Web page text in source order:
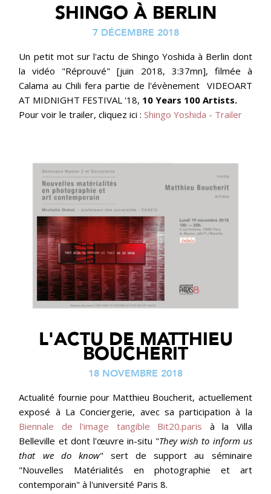
SHINGO À BERLIN
7 DÉCEMBRE 2018
Un petit mot sur l'actu de Shingo Yoshida à Berlin dont
la vidéo "Réprouvé"[juin 2018, 3:37mn], filmée à
Calama au Chili fera partie de l'évènement VIDEOART
AT MIDNIGHT FESTIVAL '18, 10 Years 100 Artists.
Pour voir le trailer, cliquez ici :Shingo Yoshida - Trailer
L'ACTU DE MATTHIEU
BOUCHERIT
18 NOVEMBRE 2018
Actualité fournie pour Matthieu Boucherit, actuellement
exposé à La Conciergerie, avec sa participation à la
Biennale de l'image tangible Bit20.paris à la Villa
Belleville et dont l'œuvre in-situ "They wish to inform us
that we do know" sert de support au séminaire
"Nouvelles Matérialités en photographie et art
contemporain" à l'université Paris 8.